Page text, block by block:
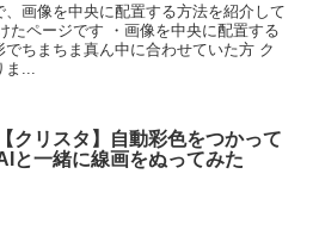
、画像を中央に配置する方法を紹介して
たページです ・画像を中央に配置する
ちまちま真ん中に合わせていた方 ク
...
【クリスタ】自動彩色をつかって
と一緒に線画をぬってみた